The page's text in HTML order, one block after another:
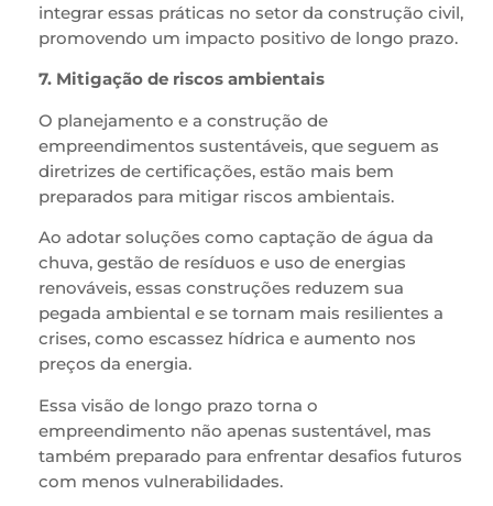
integrar essas práticas no setor da construção civil,
promovendo um impacto positivo de longo prazo.
7. Mitigação de riscos ambientais
O planejamento e a construção de
empreendimentos sustentáveis, que seguem as
diretrizes de certificações, estão mais bem
preparados para mitigar riscos ambientais.
Ao adotar soluções como captação de água da
chuva, gestão de resíduos e uso de energias
renováveis, essas construções reduzem sua
pegada ambiental e se tornam mais resilientes a
crises, como escassez hídrica e aumento nos
preços da energia.
Essa visão de longo prazo torna o
empreendimento não apenas sustentável, mas
também preparado para enfrentar desafios futuros
com menos vulnerabilidades.